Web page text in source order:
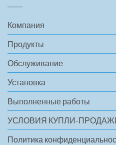
Компания
Продукты
Обслуживание
Установка
Выполненные работы
УСЛОВИЯ КУПЛИ-
Политика